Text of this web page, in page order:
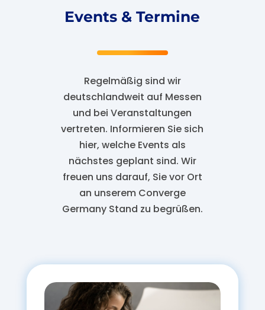
Events & Termine
Regelmäßig sind wir
deutschlandweit auf Messen
und bei Veranstaltungen
vertreten. Informieren Sie sich
hier, welche Events als
nächstes geplant sind. Wir
freuen uns darauf, Sie vor Ort
an unserem Converge
Germany Stand zu begrüßen.